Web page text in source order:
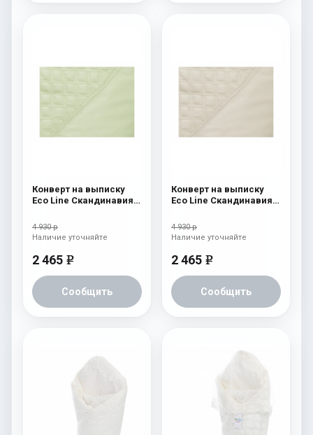
Конверт на выписку
Eco Line Скандинавия
4 930 р
2 465 e
Сообщить
Наличие уточняйте
Конверт на выписку
Eco Line Скандинавия
4 930 р
2 465 e
Сообщить
Наличие уточняйте